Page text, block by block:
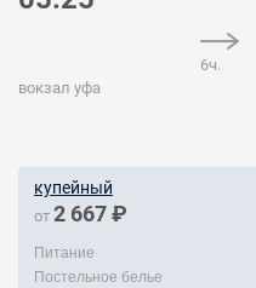
вокзал уфа
6ч.
купейный
от 2 667 ₽
Питание
Постельное белье